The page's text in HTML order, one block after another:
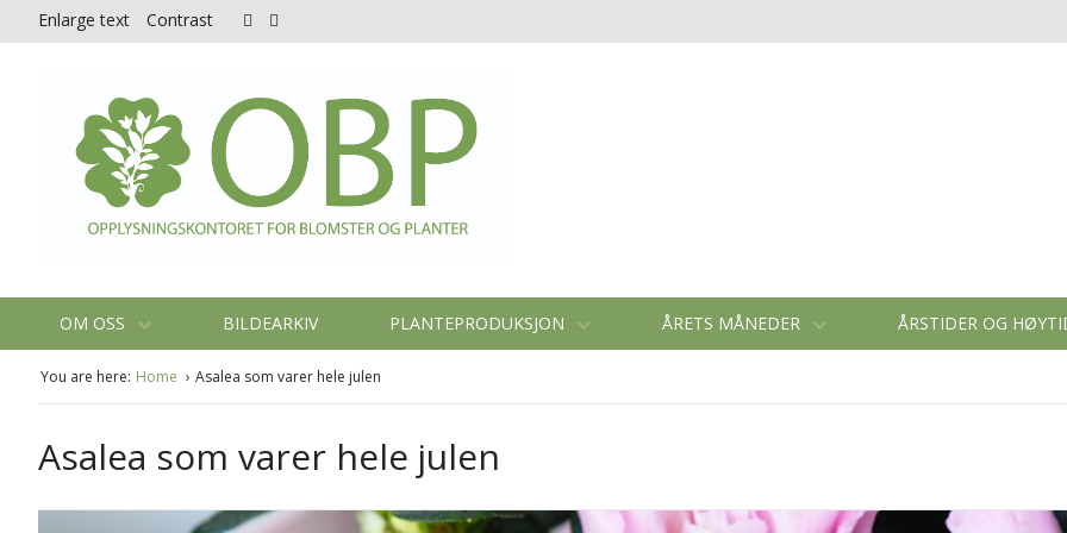
Enlarge text Contrast
OM OSS BILDEARKIV PLANTEPRODUKSJON ÅRETS MÅNEDER ÅRSTIDER OG
You are here: Home Asalea som varer hele julen
Asalea som varer hele julen